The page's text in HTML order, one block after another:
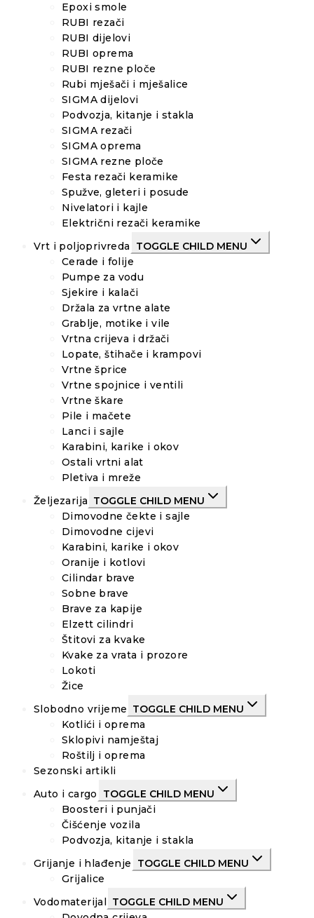
Epoxi smole
RUBI rezači
RUBI dijelovi
RUBI oprema
RUBI rezne ploče
Rubi mješači i mješalice
SIGMA dijelovi
Podvozja, kitanje i stakla
SIGMA rezači
SIGMA oprema
SIGMA rezne ploče
Festa rezači keramike
Spužve, gleteri i posude
Nivelatori i kajle
Električni rezači keramike
Vrt i poljoprivreda
TOGGLE CHILD MENU
Cerade i folije
Pumpe za vodu
Sjekire i kalači
Držala za vrtne alate
Grablje, motike i vile
Vrtna crijeva i držači
Lopate, štihače i krampovi
Vrtne šprice
Vrtne spojnice i ventili
Vrtne škare
Pile i mačete
Lanci i sajle
Karabini, karike i okov
Ostali vrtni alat
Pletiva i mreže
Željezarija TOGGLE CHILD MENU
Dimovodne čekte i sajle
Dimovodne cijevi
Karabini, karike i okov
Oranije i kotlovi
Cilindar brave
Sobne brave
Brave za kapije
Elzett cilindri
Štitovi za kvake
Kvake za vrata i prozore
Lokoti
Žice
Slobodno vrijeme TOGGLE CHILD MENU
Kotlići i oprema
Sklopivi namještaj
Roštilj i oprema
Sezonski artikli
Auto i cargo
TOGGLE CHILD MENU
Boosteri i punjači
Čišćenje vozila
Podvozja, kitanje i stakla
Grijanje i hlađenje
TOGGLE CHILD MENU
Grijalice
Vodomaterijal
TOGGLE CHILD MENU